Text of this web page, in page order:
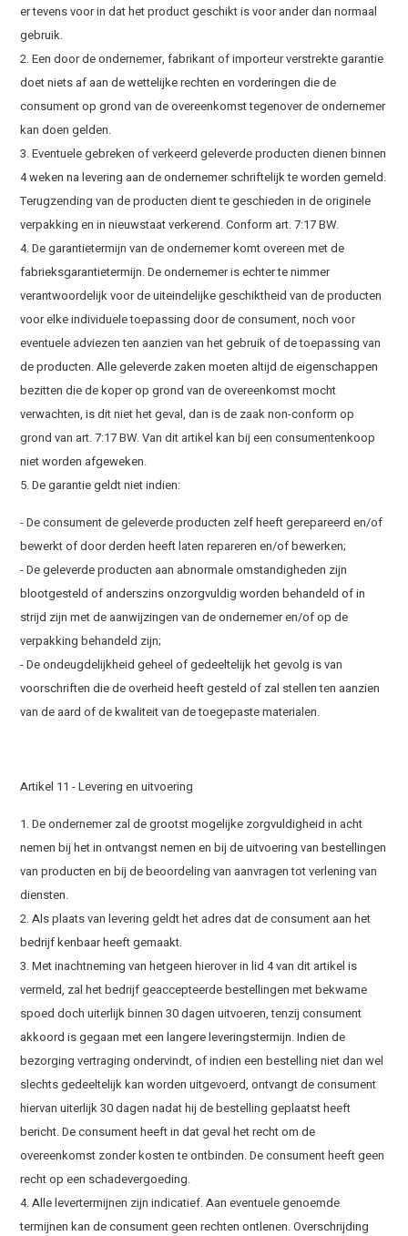
er tevens voor in dat het product geschikt is voor ander dan normaal
gebruik.
2. Een door de ondernemer, fabrikant of importeur verstrekte garantie
doet niets af aan de wettelijke rechten en vorderingen die de
consument op grond van de overeenkomst tegenover de ondernemer
kan doen gelden.
3. Eventuele gebreken of verkeerd geleverde producten dienen binnen
4 weken na levering aan de ondernemer schriftelijk te worden gemeld.
Terugzending van de producten dient te geschieden in de originele
verpakking en in nieuwstaat verkerend. Conform art. 7:17 BW.
4. De garantietermijn van de ondernemer komt overeen met de
fabrieksgarantietermijn. De ondernemer is echter te nimmer
verantwoordelijk voor de uiteindelijke geschiktheid van de producten
voor elke individuele toepassing door de consument, noch voor
eventuele adviezen ten aanzien van het gebruik of de toepassing van
de producten. Alle geleverde zaken moeten altijd de eigenschappen
bezitten die de koper op grond van de overeenkomst mocht
verwachten, is dit niet het geval, dan is de zaak non-conform op
grond van art. 7:17 BW. Van dit artikel kan bij een consumentenkoop
niet worden afgeweken.
5. De garantie geldt niet indien:
- De consument de geleverde producten zelf heeft gerepareerd en/of
bewerkt of door derden heeft laten repareren en/of bewerken;
- De geleverde producten aan abnormale omstandigheden zijn
blootgesteld of anderszins onzorgvuldig worden behandeld of in
strijd zijn met de aanwijzingen van de ondernemer en/of op de
verpakking behandeld zijn;
- De ondeugdelijkheid geheel of gedeeltelijk het gevolg is van
voorschriften die de overheid heeft gesteld of zal stellen ten aanzien
van de aard of de kwaliteit van de toegepaste materialen.
Artikel 11 - Levering en uitvoering
1. De ondernemer zal de grootst mogelijke zorgvuldigheid in acht
nemen bij het in ontvangst nemen en bij de uitvoering van bestellingen
van producten en bij de beoordeling van aanvragen tot verlening van
diensten.
2. Als plaats van levering geldt het adres dat de consument aan het
bedrijf kenbaar heeft gemaakt.
3. Met inachtneming van hetgeen hierover in lid 4 van dit artikel is
vermeld, zal het bedrijf geaccepteerde bestellingen met bekwame
spoed doch uiterlijk binnen 30 dagen uitvoeren, tenzij consument
akkoord is gegaan met een langere leveringstermijn. Indien de
bezorging vertraging ondervindt, of indien een bestelling niet dan wel
slechts gedeeltelijk kan worden uitgevoerd, ontvangt de consument
hiervan uiterlijk 30 dagen nadat hij de bestelling geplaatst heeft
bericht. De consument heeft in dat geval het recht om de
overeenkomst zonder kosten te ontbinden. De consument heeft geen
recht op een schadevergoeding.
4. Alle levertermijnen zijn indicatief. Aan eventuele genoemde
termijnen kan de consument geen rechten ontlenen. Overschrijding